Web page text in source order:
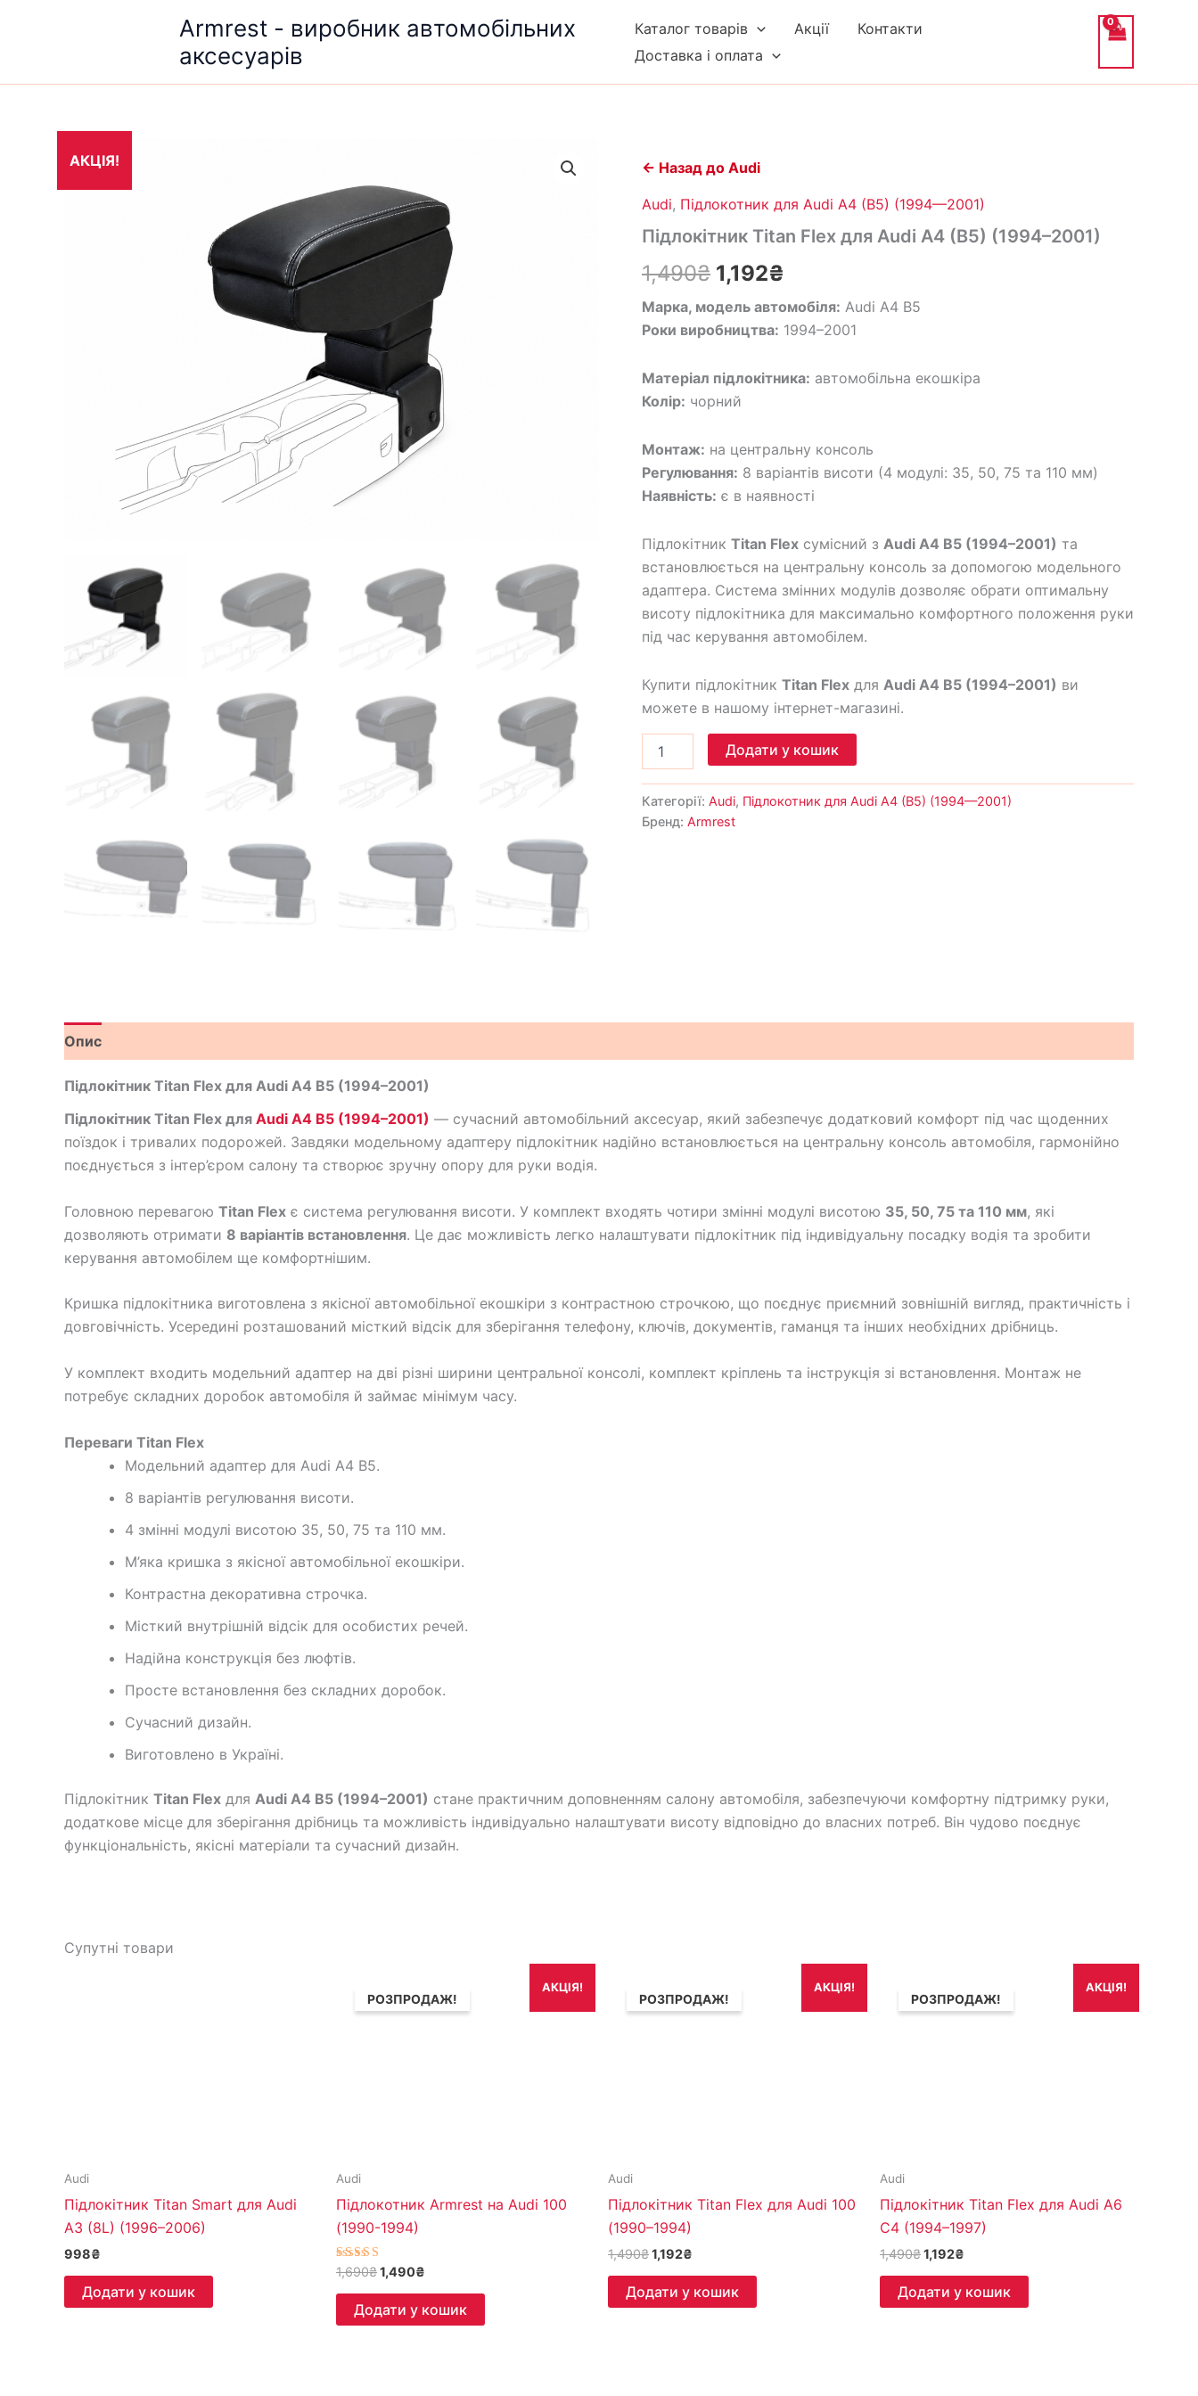
Armrest - виробник автомобільних
аксесуарів
Каталог товарів Акції
Контакти
Доставка і оплата
АКЦІЯ! ← Назад до Audi
Audi, Підлокотник для Audi A4 (B5) (1994—2001)
Підлокітник Titan Flex для Audi A4 (B5) (1994–2001)
1,490₴
Оригінальна
1,490₴.
1,192₴
1,192₴.
Марка, модель автомобіля: Audi A4 B5
Роки виробництва: 1994–2001
Матеріал підлокітника: автомобільна екошкіра
Колір: чорний
Монтаж: на центральну консоль
Регулювання: 8 варіантів висоти (4 модулі: 35, 50, 75 та 110 мм)
Наявність: є в наявності
Підлокітник Titan Flex сумісний з Audi A4 B5 (1994–2001) та
встановлюється на центральну консоль за допомогою модельного
адаптера. Система змінних модулів дозволяє обрати оптимальну
висоту підлокітника для максимально комфортного положення руки
під час керування автомобілем.
Купити підлокітник Titan Flex для Audi A4 B5 (1994–2001) ви
можете в нашому інтернет-магазині.
Titan
для
A4
(1994–
2001)
кількість
Додати у кошик
Категорії: Audi, Підлокотник для Audi A4 (B5) (1994—2001)
Бренд: Armrest
Опис
Підлокітник Titan Flex для Audi A4 B5 (1994–2001)
Підлокітник Titan Flex для Audi A4 B5 (1994–2001) — сучасний автомобільний аксесуар, який забезпечує додатковий комфорт під час щоденних
поїздок і тривалих подорожей. Завдяки модельному адаптеру підлокітник надійно встановлюється на центральну консоль автомобіля, гармонійно
поєднується з інтер’єром салону та створює зручну опору для руки водія.
Головною перевагою Titan Flex є система регулювання висоти. У комплект входять чотири змінні модулі висотою 35, 50, 75 та 110 мм, які
дозволяють отримати 8 варіантів встановлення. Це дає можливість легко налаштувати підлокітник під індивідуальну посадку водія та зробити
керування автомобілем ще комфортнішим.
Кришка підлокітника виготовлена з якісної автомобільної екошкіри з контрастною строчкою, що поєднує приємний зовнішній вигляд, практичність і
довговічність. Усередині розташований місткий відсік для зберігання телефону, ключів, документів, гаманця та інших необхідних дрібниць.
У комплект входить модельний адаптер на дві різні ширини центральної консолі, комплект кріплень та інструкція зі встановлення. Монтаж не
потребує складних доробок автомобіля й займає мінімум часу.
Переваги Titan Flex
Модельний адаптер для Audi A4 B5.
8 варіантів регулювання висоти.
4 змінні модулі висотою 35, 50, 75 та 110 мм.
М’яка кришка з якісної автомобільної екошкіри.
Контрастна декоративна строчка.
Місткий внутрішній відсік для особистих речей.
Надійна конструкція без люфтів.
Просте встановлення без складних доробок.
Сучасний дизайн.
Виготовлено в Україні.
Підлокітник Titan Flex для Audi A4 B5 (1994–2001) стане практичним доповненням салону автомобіля, забезпечуючи комфортну підтримку руки,
додаткове місце для зберігання дрібниць та можливість індивідуально налаштувати висоту відповідно до власних потреб. Він чудово поєднує
функціональність, якісні матеріали та сучасний дизайн.
Супутні товари
Audi
Підлокітник Titan Smart для Audi
A3 (8L) (1996–2006)
998₴
Додати у кошик
АКЦІЯ!
РОЗПРОДАЖ!
Audi
Підлокотник Armrest на Audi 100
(1990-1994)
Оцінено в
5.00
з 5
1,690₴
ціна:
1,690₴.
1,490₴
ціна:
1,490₴.
Додати у кошик
АКЦІЯ!
РОЗПРОДАЖ!
Audi
Підлокітник Titan Flex для Audi 100
(1990–1994)
1,490₴
ціна:
1,490₴.
1,192₴
ціна:
1,192₴.
Додати у кошик
АКЦІЯ!
РОЗПРОДАЖ!
Audi
Підлокітник Titan Flex для Audi A6
C4 (1994–1997)
1,490₴
ціна:
1,490₴.
1,192₴
ціна:
1,192₴.
Додати у кошик